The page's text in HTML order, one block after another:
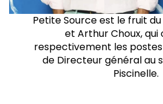
Petite Source est le fruit
et Arthur Choux,
respectivement les
de Directeur général au
Piscinelle.